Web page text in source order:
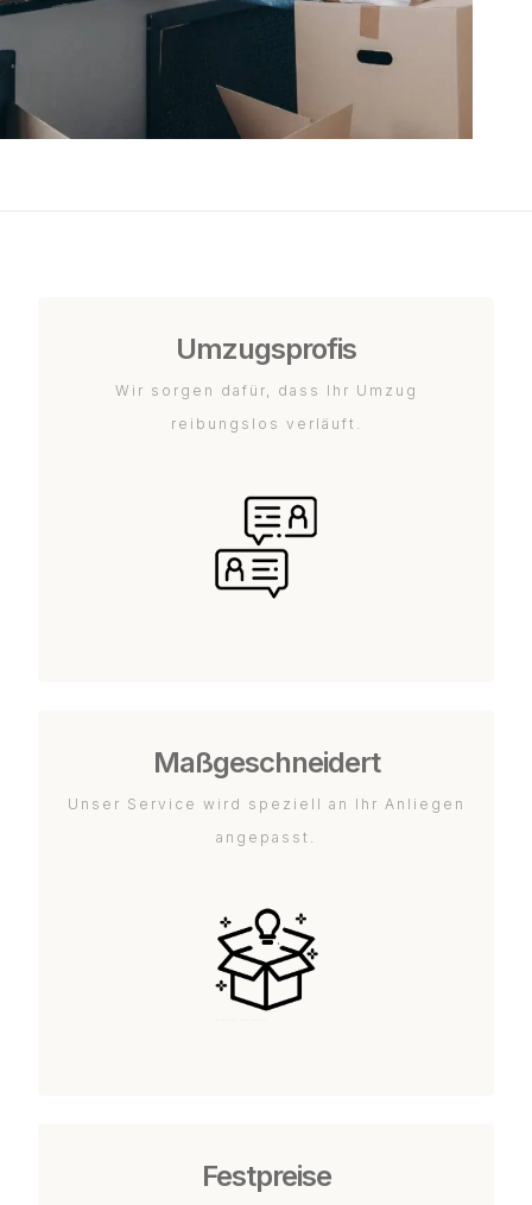
Umzugsprofis
Wir sorgen dafür, dass Ihr Umzug
reibungslos verläuft.
Maßgeschneidert
Unser Service wird speziell an Ihr Anliegen
angepasst.
Festpreise